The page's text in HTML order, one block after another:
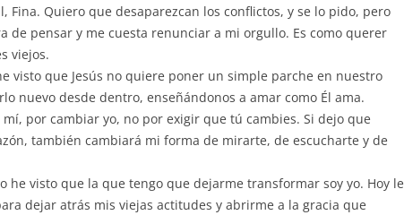
Fina. Quiero que desaparezcan los conflictos, y se lo pido, pero
de pensar y me cuesta renunciar a mi orgullo. Es como querer
viejos.
visto que Jesús no quiere poner un simple parche en nuestro
nuevo desde dentro, enseñándonos a amar como Él ama.
mí, por cambiar yo, no por exigir que tú cambies. Si dejo que
también cambiará mi forma de mirarte, de escucharte y de
he visto que la que tengo que dejarme transformar soy yo. Hoy le
dejar atrás mis viejas actitudes y abrirme a la gracia que